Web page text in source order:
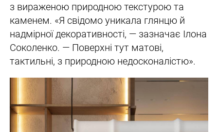
з вираженою природною текстурою та
каменем. «Я свідомо уникала глянцю й
надмірної декоративності, — зазначає Ілона
Соколенко. — Поверхні тут матові,
тактильні, з природною недосконалістю».